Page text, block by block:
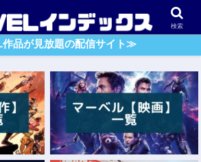
パイダーマン ガーディアンズ・O・G
作品が見放題の配信サイト≫
検索